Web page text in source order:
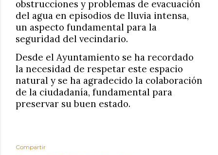
obstrucciones y problemas de evacuación
del agua en episodios de lluvia intensa,
un aspecto fundamental para la
seguridad del vecindario.
Desde el Ayuntamiento se ha recordado
la necesidad de respetar este espacio
natural y se ha agradecido la colaboración
de la ciudadanía, fundamental para
preservar su buen estado.
Compartir